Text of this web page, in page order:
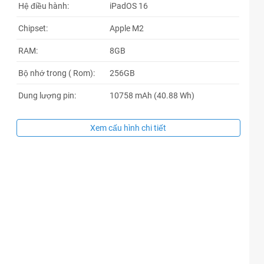
Hệ điều hành: iPadOS 16
Chipset: Apple M2
RAM: 8GB
Bộ nhớ trong ( Rom): 256GB
Dung lượng pin: 10758 mAh (40.88 Wh)
Xem cấu hình chi tiết